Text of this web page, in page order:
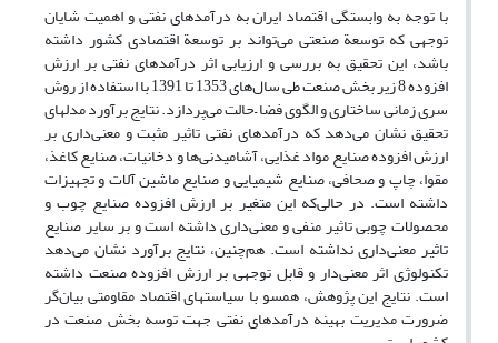
با توجه به وابستگی اقتصاد ایران به درآمدهای نفتی و اهمیت شایان
توجهی که توسعة صنعتی می‌تواند بر توسعة اقتصادی کشور داشته
باشد، این تحقیق به بررسی و ارزیابی اثر درآمدهای نفتی بر ارزش
افزوده 8 زیر بخش صنعت طی سال‌های 1353 تا 1391 با استفاده از روش
سری زمانی ساختاری و الگوی فضا –حالت می‌پردازد. نتایج برآورد مدلهای
تحقیق نشان می‌دهد که درآمدهای نفتی تاثیر مثبت و معنی‌داری بر
ارزش افزوده صنایع مواد غذایی، آشامیدنی‌ها و دخانیات، صنایع کاغذ،
مقوا، چاپ و صحافی، صنایع شیمیایی و صنایع ماشین آلات و تجهیزات
داشته است. در حالی‌که این متغیر بر ارزش افزوده صنایع چوب و
محصولات چوبی تاثیر منفی و معنی‌داری داشته است و بر سایر صنایع
تاثیر معنی‌داری نداشته است. هم‌چنین، نتایج برآورد نشان می‌دهد
تکنولوژی اثر معنی‌دار و قابل توجهی بر ارزش افزوده صنعت داشته
است. نتایج این پژوهش، همسو با سیاستهای اقتصاد مقاومتی بیان‌گر
ضرورت مدیریت بهینه درآمدهای نفتی جهت توسه بخش صنعت در